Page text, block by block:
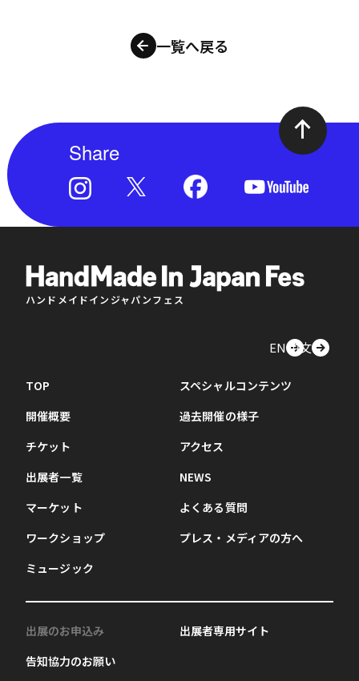
一覧へ戻る
Share
ハンドメイドインジャパンフェス
EN中文
TOP
開催概要
チケット
出展者一覧
マーケット
ワークショップ
ミュージック
スペシャルコンテンツ
過去開催の様子
アクセス
NEWS
よくある質問
プレス・メディアの方へ
出展のお申込み
告知協力のお願い
出展者専用サイト